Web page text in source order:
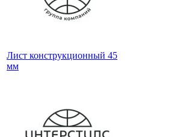
Лист конструкционный 45
мм